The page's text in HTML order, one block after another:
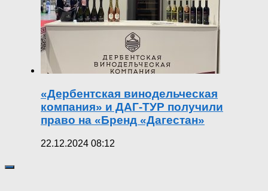
«Дербентская винодельческая
компания» и ДАГ-ТУР получили
право на «Бренд «Дагестан»
22.12.2024 08:12